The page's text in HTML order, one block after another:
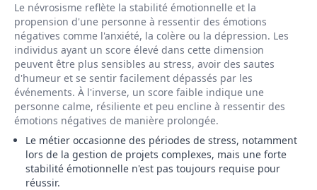
Le névrosisme reflète la stabilité émotionnelle et la
propension d'une personne à ressentir des émotions
négatives comme l'anxiété, la colère ou la dépression. Les
individus ayant un score élevé dans cette dimension
peuvent être plus sensibles au stress, avoir des sautes
d'humeur et se sentir facilement dépassés par les
événements. À l'inverse, un score faible indique une
personne calme, résiliente et peu encline à ressentir des
émotions négatives de manière prolongée.
Le métier occasionne des périodes de stress, notamment
lors de la gestion de projets complexes, mais une forte
stabilité émotionnelle n'est pas toujours requise pour
réussir.